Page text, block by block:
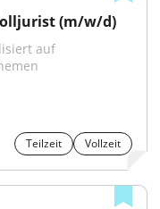
(m/w/d)
auf
Teilzeit Vollzeit